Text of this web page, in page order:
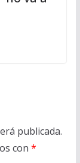
publicada.
con *